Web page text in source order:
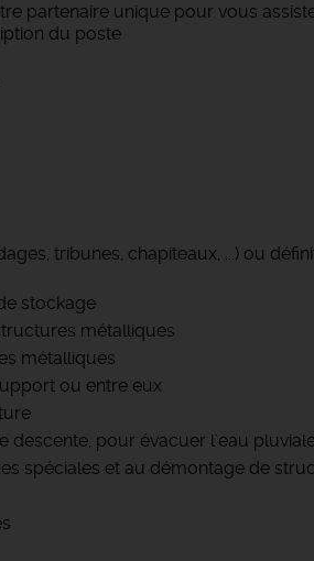
partenaire unique pour vous
du poste
tribunes, chapiteaux, ...) ou
stockage
métalliques
métalliques
ou entre eux
descente, pour évacuer l'eau
spéciales et au démontage de